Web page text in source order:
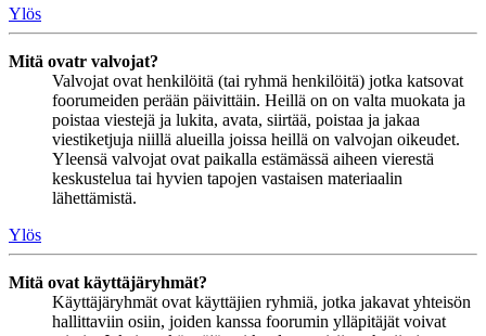
Ylös
Mitä ovatr valvojat?
Valvojat ovat henkilöitä (tai ryhmä henkilöitä) jotka katsovat
foorumeiden perään päivittäin. Heillä on on valta muokata ja
poistaa viestejä ja lukita, avata, siirtää, poistaa ja jakaa
viestiketjuja niillä alueilla joissa heillä on valvojan oikeudet.
Yleensä valvojat ovat paikalla estämässä aiheen vierestä
keskustelua tai hyvien tapojen vastaisen materiaalin
lähettämistä.
Ylös
Mitä ovat käyttäjäryhmät?
Käyttäjäryhmät ovat käyttäjien ryhmiä, jotka jakavat yhteisön
hallittaviin osiin, joiden kanssa foorumin ylläpitäjät voivat